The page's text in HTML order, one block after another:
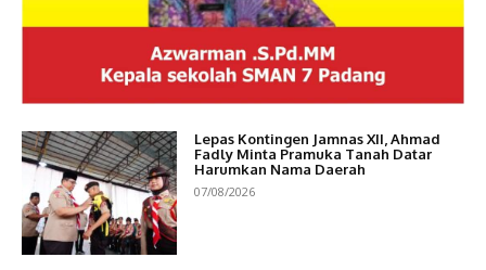
Lepas Kontingen Jamnas XII, Ahmad
Fadly Minta Pramuka Tanah Datar
Harumkan Nama Daerah
07/08/2026